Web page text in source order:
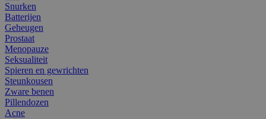
Snurken
Batterijen
Geheugen
Prostaat
Menopauze
Seksualiteit
Spieren en gewrichten
Steunkousen
Zware benen
Pillendozen
Acne